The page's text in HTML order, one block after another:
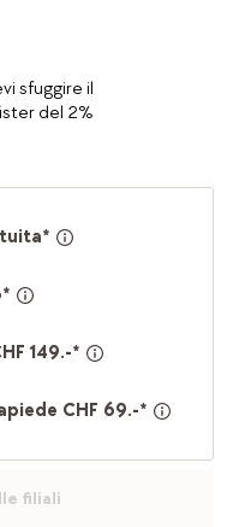
sfuggire il
del 2%
149.-*
CHF 69.-*
filiali